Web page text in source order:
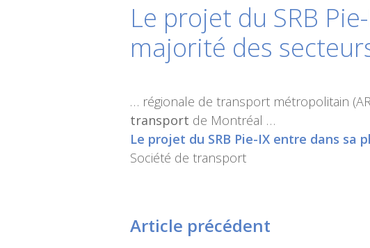
Le projet du SRB
majorité des
… régionale de transport métropolitain
transport de Montréal …
Le projet du SRB Pie-IX entre dans sa
Société de transport
Article précédent